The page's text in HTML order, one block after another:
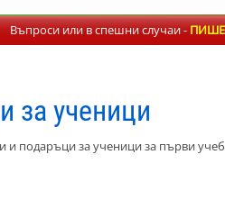
Въпроси или в спешни случаи -
за ученици
и подаръци за ученици за първи